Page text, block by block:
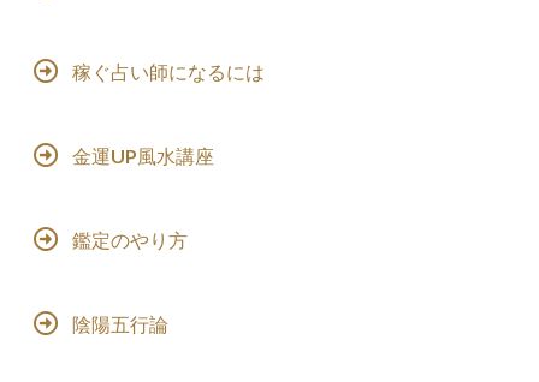
稼ぐ占い師になるには
金運UP風水講座
鑑定のやり方
陰陽五行論